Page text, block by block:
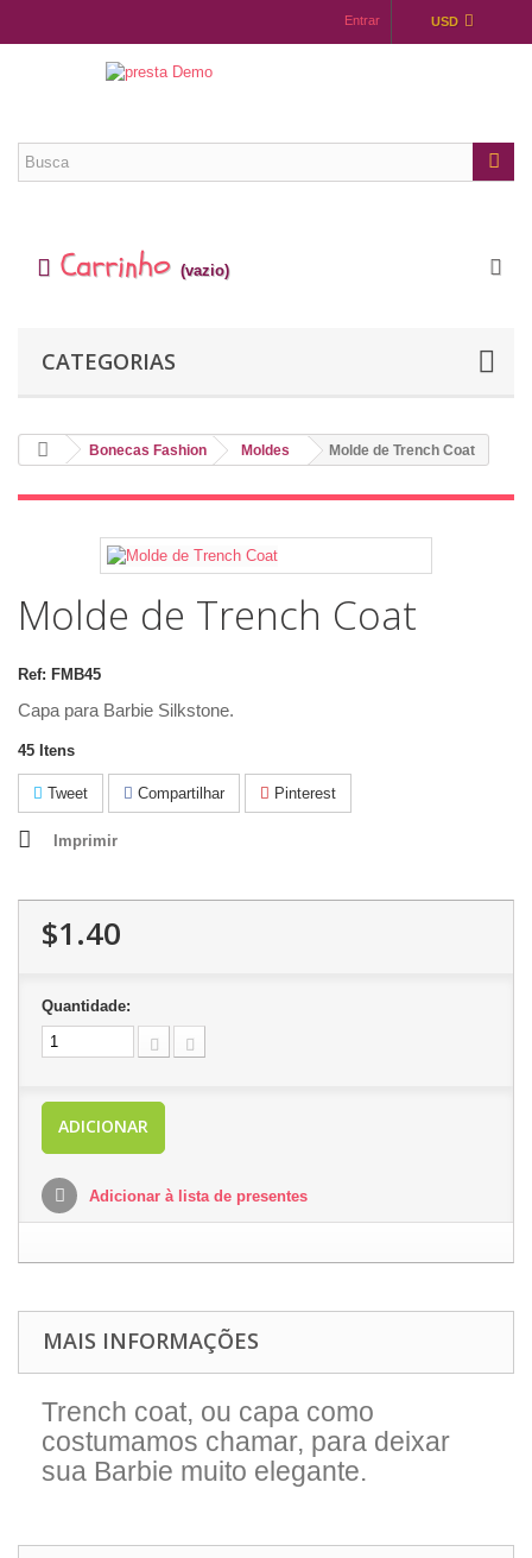
USD
Entrar
Carrinho (vazio)
CATEGORIAS
Bonecas Fashion Moldes Molde de Trench Coat
Molde de Trench Coat
Ref: FMB45
Capa para Barbie Silkstone.
45 Itens
Tweet Compartilhar Pinterest
Imprimir
$1.40
Quantidade:
ADICIONAR
Adicionar à lista de presentes
MAIS INFORMAÇÕES
Trench coat, ou capa como
costumamos chamar, para deixar
sua Barbie muito elegante.